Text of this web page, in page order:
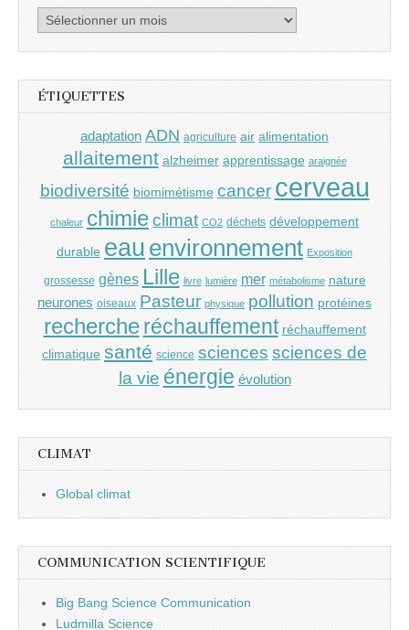
Archives
ÉTIQUETTES
adaptation ADN agriculture air alimentation
allaitement alzheimer apprentissage araignée
biodiversité biomimétisme cancer cerveau
chaleur chimieclimat CO2 déchets développement
durable eau environnement Exposition
grossesse gènes Lille livre lumière mer métabolisme nature
neurones oiseaux Pasteur physique pollution protéines
recherche réchauffement réchauffement
climatique santé science sciences sciences de
la vie énergie évolution
CLIMAT
Global climat
COMMUNICATION SCIENTIFIQUE
Big Bang Science Communication
Ludmilla Science